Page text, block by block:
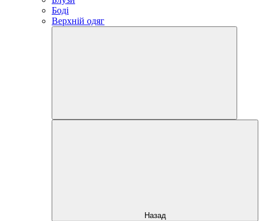
Боді
Верхній одяг
Назад